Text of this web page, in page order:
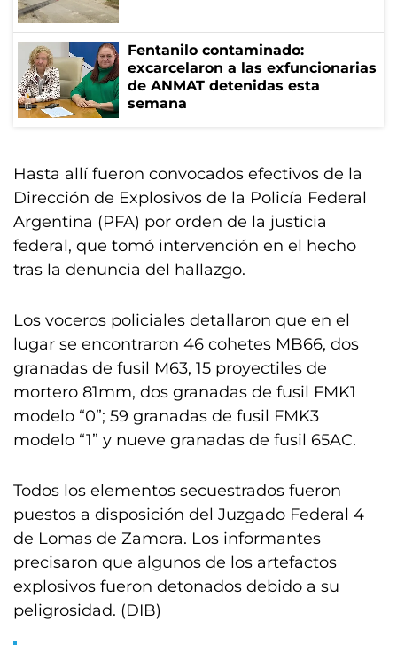
Fentanilo contaminado:
excarcelaron a las exfuncionarias
de ANMAT detenidas esta
semana
Hasta allí fueron convocados efectivos de la
Dirección de Explosivos de la Policía Federal
Argentina (PFA) por orden de la justicia
federal, que tomó intervención en el hecho
tras la denuncia del hallazgo.
Los voceros policiales detallaron que en el
lugar se encontraron 46 cohetes MB66, dos
granadas de fusil M63, 15 proyectiles de
mortero 81mm, dos granadas de fusil FMK1
modelo “0”; 59 granadas de fusil FMK3
modelo “1” y nueve granadas de fusil 65AC.
Todos los elementos secuestrados fueron
puestos a disposición del Juzgado Federal 4
de Lomas de Zamora. Los informantes
precisaron que algunos de los artefactos
explosivos fueron detonados debido a su
peligrosidad. (DIB)